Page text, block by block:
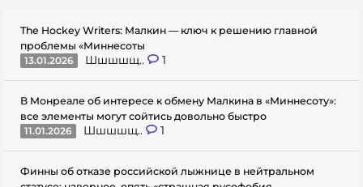
The Hockey Writers: Малкин — ключ к решению главной
проблемы «Миннесоты
13.01.2026
Шшшшщ.. 1
В Монреале об интересе к обмену Малкина в «Миннесоту»:
все элементы могут сойтись довольно быстро
11.01.2026
Шшшшщ.. 1
Финны об отказе российской лыжнице в нейтральном